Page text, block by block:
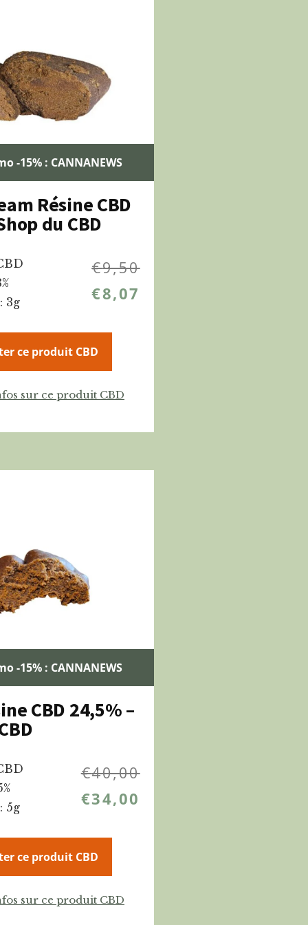
-15% : CANNANEWS
Résine CBD
du CBD
3g
€9,50
€8,07
ce produit CBD
sur ce produit CBD
-15% : CANNANEWS
CBD 24,5% –
5g
€40,00
€34,00
ce produit CBD
sur ce produit CBD